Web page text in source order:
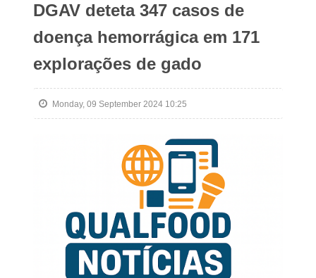
DGAV deteta 347 casos de
doença hemorrágica em 171
explorações de gado
Monday, 09 September 2024 10:25